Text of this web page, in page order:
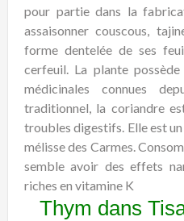
pour partie dans la
assaisonner couscous,
forme dentelée de ses
cerfeuil. La plante
médicinales connues
traditionnel, la coriandre
troubles digestifs. Elle est
mélisse des Carmes.
semble avoir des effets
riches en vitamine K
Thym dans